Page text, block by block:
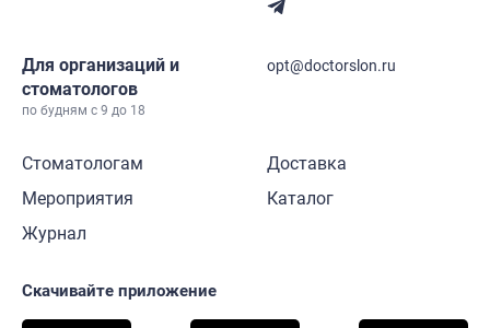
Для организаций и
стоматологов
по будням с 9 до 18
opt@doctorslon.ru
Стоматологам
Мероприятия
Журнал
Доставка
Каталог
Скачивайте приложение